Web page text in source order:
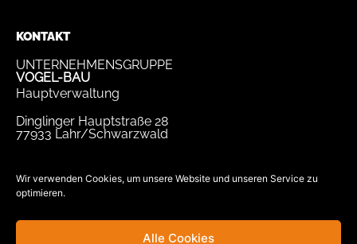
Wir verwenden Cookies, um unsere Website und unseren Service zu
optimieren.
Alle Cookies
KONTAKT
UNTERNEHMENSGRUPPE
VOGEL-BAU
Hauptverwaltung
Dinglinger Hauptstraße 28
77933 Lahr/Schwarzwald
bewerbung@vogel-bau.de
info@vogel-bau.de